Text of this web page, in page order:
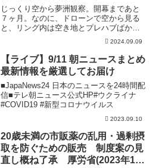
Burning Issues】20240903
じっくり空から夢洲観察。開幕まであと
７ヶ月。なのに、ドローンで空から見る
と、リング内は空き地とプレハブばか
り。これで、ホンマに間に合うのか。じ
つふつ疑問が沸き上がる。快調な西谷節
をお楽しみください。収録は...
2024.09.09
【ライブ】9/11 朝ニュースまとめ
最新情報を厳選してお届け
■JapaNews24 日本のニュースを24時間配
信■テレ朝ニュース公式HP#ウクライナ
#COVID19 #新型コロナウイルス
2023.09.10
20歳未満の市販薬の乱用・過剰摂
取を防ぐための販売 制度案の見
直し概ね了承 厚労省(2023年12